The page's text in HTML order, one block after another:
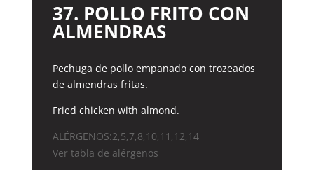
37. POLLO FRITO CON
ALMENDRAS
Pechuga de pollo empanado con trozeados
de almendras fritas.
Fried chicken with almond.
ALÉRGENOS:2,5,7,8,10,11,12,14
Ver tabla de alérgenos